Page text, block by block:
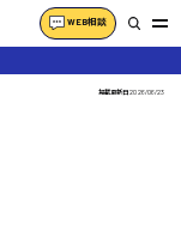
WEB相談
掲載更新日2026/06/23